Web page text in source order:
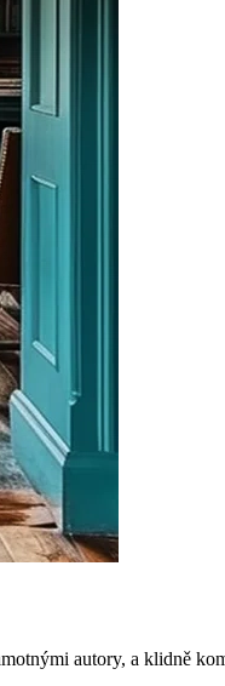
autory, a klidně